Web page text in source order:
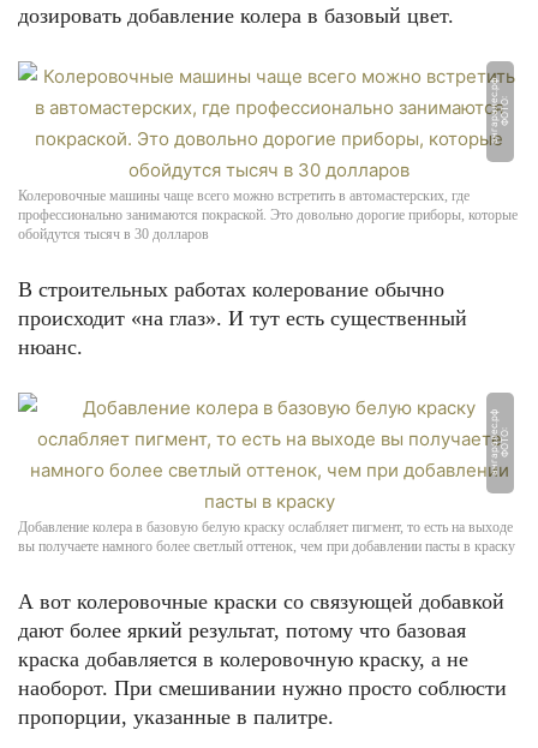
дозировать добавление колера в базовый цвет.
Ф
О
Т
О:
а
н
г
а
р
а
л
е
с.
р
ф
Колеровочные машины чаще всего можно встретить в автомастерских, где
профессионально занимаются покраской. Это довольно дорогие приборы, которые
обойдутся тысяч в 30 долларов
В строительных работах колерование обычно
происходит «на глаз». И тут есть существенный
нюанс.
Ф
О
Т
О:
а
н
г
а
р
а
л
е
с.
р
ф
Добавление колера в базовую белую краску ослабляет пигмент, то есть на выходе
вы получаете намного более светлый оттенок, чем при добавлении пасты в краску
А вот колеровочные краски со связующей добавкой
дают более яркий результат, потому что базовая
краска добавляется в колеровочную краску, а не
наоборот. При смешивании нужно просто соблюсти
пропорции, указанные в палитре.